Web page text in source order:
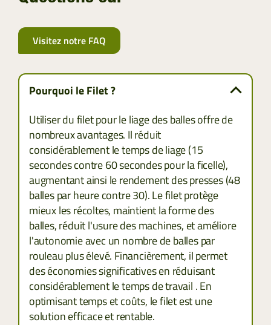
Visitez notre FAQ
Pourquoi le Filet ?
Utiliser du filet pour le liage des balles offre de
nombreux avantages. Il réduit
considérablement le temps de liage (15
secondes contre 60 secondes pour la ficelle),
augmentant ainsi le rendement des presses (48
balles par heure contre 30). Le filet protège
mieux les récoltes, maintient la forme des
balles, réduit l'usure des machines, et améliore
l'autonomie avec un nombre de balles par
rouleau plus élevé. Financièrement, il permet
des économies significatives en réduisant
considérablement le temps de travail . En
optimisant temps et coûts, le filet est une
solution efficace et rentable.